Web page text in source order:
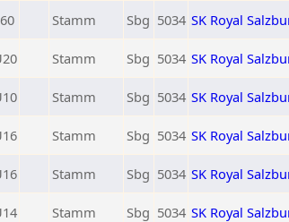
Stamm Sbg 5034 SK Royal
Stamm Sbg 5034 SK Royal
Stamm Sbg 5034 SK Royal
Stamm Sbg 5034 SK Royal
Stamm Sbg 5034 SK Royal
Stamm Sbg 5034 SK Royal